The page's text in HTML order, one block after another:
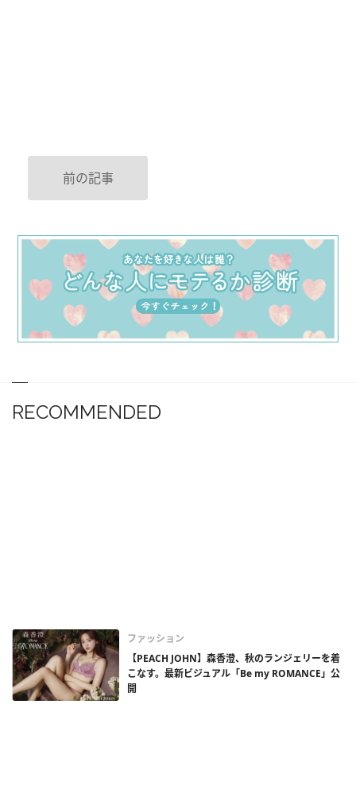
前の記事
RECOMMENDED
ファッション
【PEACH JOHN】森香澄、秋のランジェリーを着
こなす。最新ビジュアル「Be my ROMANCE」公
開